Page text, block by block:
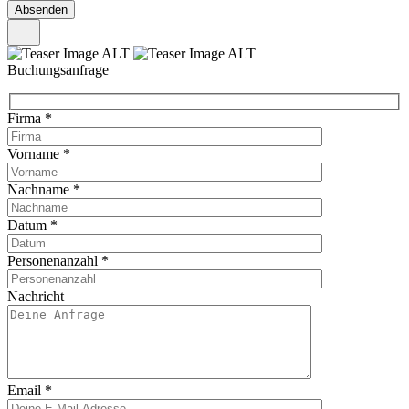
Buchungsanfrage
Firma *
Vorname *
Nachname *
Datum *
Personenanzahl *
Nachricht
Email *